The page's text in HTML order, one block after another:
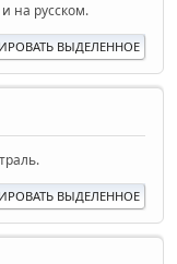
на русском.
ВЫДЕЛЕННОЕ
ВЫДЕЛЕННОЕ